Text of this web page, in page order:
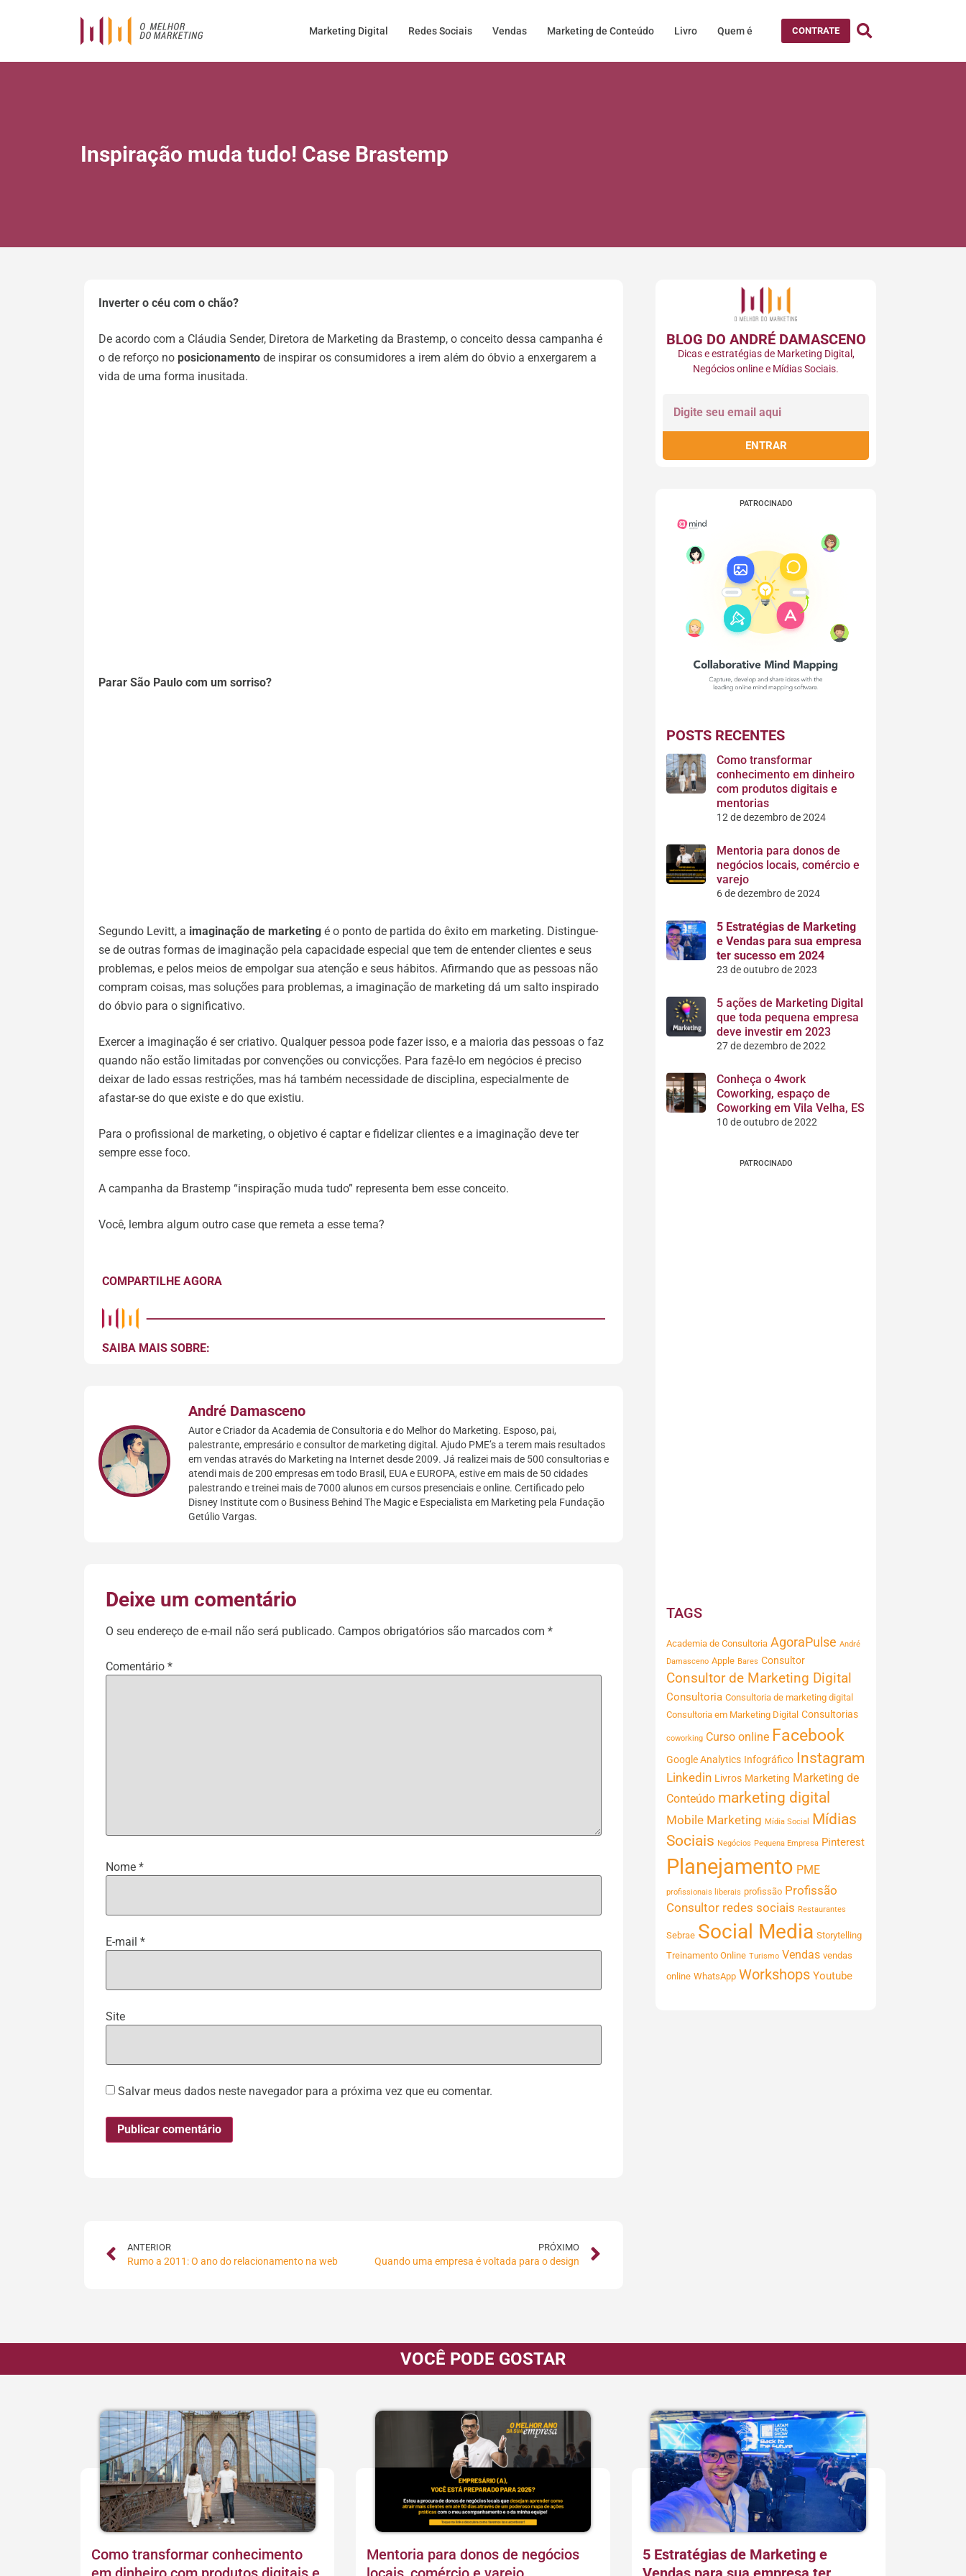
Marketing Digital Redes Sociais Vendas Marketing de Conteúdo Livro Quem é CONTRATE
Inspiração muda tudo! Case Brastemp
Inverter o céu com o chão?
De acordo com a Cláudia Sender, Diretora de Marketing da Brastemp, o conceito dessa campanha é
o de reforço no posicionamento de inspirar os consumidores a irem além do óbvio a enxergarem a
vida de uma forma inusitada.
Parar São Paulo com um sorriso?
Segundo Levitt, a imaginação de marketing é o ponto de partida do êxito em marketing. Distingue-
se de outras formas de imaginação pela capacidade especial que tem de entender clientes e seus
problemas, e pelos meios de empolgar sua atenção e seus hábitos. Afirmando que as pessoas não
compram coisas, mas soluções para problemas, a imaginação de marketing dá um salto inspirado
do óbvio para o significativo.
Exercer a imaginação é ser criativo. Qualquer pessoa pode fazer isso, e a maioria das pessoas o faz
quando não estão limitadas por convenções ou convicções. Para fazê-lo em negócios é preciso
deixar de lado essas restrições, mas há também necessidade de disciplina, especialmente de
afastar-se do que existe e do que existiu.
Para o profissional de marketing, o objetivo é captar e fidelizar clientes e a imaginação deve ter
sempre esse foco.
A campanha da Brastemp “inspiração muda tudo” representa bem esse conceito.
Você, lembra algum outro case que remeta a esse tema?
COMPARTILHE AGORA
SAIBA MAIS SOBRE:
André Damasceno
Autor e Criador da Academia de Consultoria e do Melhor do Marketing. Esposo, pai,
palestrante, empresário e consultor de marketing digital. Ajudo PME’s a terem mais resultados
em vendas através do Marketing na Internet desde 2009. Já realizei mais de 500 consultorias e
atendi mais de 200 empresas em todo Brasil, EUA e EUROPA, estive em mais de 50 cidades
palestrando e treinei mais de 7000 alunos em cursos presenciais e online. Certificado pelo
Disney Institute com o Business Behind The Magic e Especialista em Marketing pela Fundação
Getúlio Vargas.
Deixe um comentário
O seu endereço de e-mail não será publicado. Campos obrigatórios são marcados com *
Comentário *
Nome *
E-mail *
Site
Salvar meus dados neste navegador para a próxima vez que eu comentar.
ANTERIOR
Rumo a 2011: O ano do relacionamento na web
PRÓXIMO
Quando uma empresa é voltada para o design
BLOG DO ANDRÉ DAMASCENO​
Dicas e estratégias de Marketing Digital,
Negócios online e Mídias Sociais.
ENTRAR
PATROCINADO
POSTS RECENTES
Como transformar
conhecimento em dinheiro
com produtos digitais e
mentorias
12 de dezembro de 2024
Mentoria para donos de
negócios locais, comércio e
varejo
6 de dezembro de 2024
5 Estratégias de Marketing
e Vendas para sua empresa
ter sucesso em 2024
23 de outubro de 2023
5 ações de Marketing Digital
que toda pequena empresa
deve investir em 2023
27 de dezembro de 2022
Conheça o 4work
Coworking, espaço de
Coworking em Vila Velha, ES
10 de outubro de 2022
PATROCINADO
TAGS
Academia de Consultoria AgoraPulse André
Damasceno Apple Bares Consultor
Consultor de Marketing Digital
Consultoria Consultoria de marketing digital
Consultoria em Marketing Digital Consultorias
coworking Curso online Facebook
Google Analytics Infográfico Instagram
Linkedin Livros Marketing Marketing de
Conteúdo marketing digital
Mobile Marketing Mídia Social
Mídias
Sociais Negócios Pequena Empresa Pinterest
Planejamento PME
profissionais liberais profissão Profissão
Consultor redes sociais Restaurantes
Sebrae Social Media Storytelling
Treinamento Online Turismo Vendas vendas
online WhatsApp Workshops Youtube
VOCÊ PODE GOSTAR
Como transformar conhecimento
Mentoria para donos de negócios
5 Estratégias de Marketing e